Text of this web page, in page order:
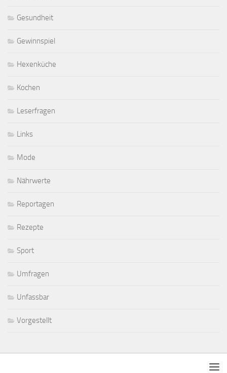
Gesundheit
Gewinnspiel
Hexenküche
Kochen
Leserfragen
Links
Mode
Nährwerte
Reportagen
Rezepte
Sport
Umfragen
Unfassbar
Vorgestellt